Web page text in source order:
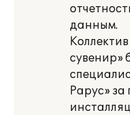
данным.
сувенир»
Рарус»